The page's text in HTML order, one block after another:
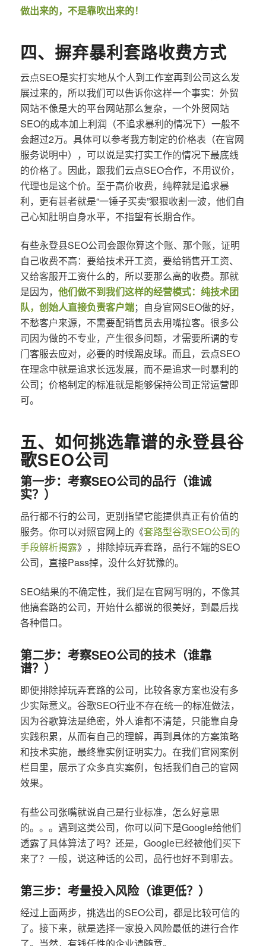
做出来的，不是靠吹出来的！
四、摒弃暴利套路收费方式
云点SEO是实打实地从个人到工作室再到公司这么发
展过来的，所以我们可以告诉你这样一个事实：外贸
网站不像是大的平台网站那么复杂，一个外贸网站
SEO的成本加上利润（不追求暴利的情况下）一般不
会超过2万。具体可以参考我方制定的价格表（在官网
服务说明中），可以说是实打实工作的情况下最底线
的价格了。因此，跟我们云点SEO合作，不用议价，
代理也是这个价。至于高价收费，纯粹就是追求暴
利，更有甚者就是“一锤子买卖”狠狠收割一波，他们自
己心知肚明自身水平，不指望有长期合作。
有些永登县SEO公司会跟你算这个账、那个账，证明
自己收费不高：要给技术开工资，要给销售开工资、
又给客服开工资什么的，所以要那么高的收费。那就
是因为， 他们做不到我们这样的经营模式：纯技术团
队，创始人直接负责客户端；自身官网SEO做的好，
不愁客户来源，不需要配销售员去用嘴拉客。很多公
司因为做的不专业，产生很多问题，才需要所谓的专
门客服去应对，必要的时候踢皮球。而且，云点SEO
在理念中就是追求长远发展，而不是追求一时暴利的
公司；价格制定的标准就是能够保持公司正常运营即
可。
五、如何挑选靠谱的永登县谷
歌SEO公司
第一步：考察SEO公司的品行（谁诚
实？）
品行都不行的公司，更别指望它能提供真正有价值的
服务。你可以对照官网上的《套路型谷歌SEO公司的
手段解析揭露》，排除掉玩弄套路，品行不端的SEO
公司，直接Pass掉，没什么好犹豫的。
SEO结果的不确定性，我们是在官网写明的，不像其
他搞套路的公司，开始什么都说的很美好，到最后找
各种借口。
第二步：考察SEO公司的技术（谁靠
谱？）
即便排除掉玩弄套路的公司，比较各家方案也没有多
少实际意义。谷歌SEO行业不存在统一的标准做法，
因为谷歌算法是绝密，外人谁都不清楚，只能靠自身
实践积累，从而有自己的理解，再到具体的方案策略
和技术实施，最终靠实例证明实力。在我们官网案例
栏目里，展示了众多真实案例，包括我们自己的官网
效果。
有些公司张嘴就说自己是行业标准，怎么好意思
的。。。遇到这类公司，你可以问下是Google给他们
透露了具体算法了吗？还是，Google已经被他们买下
来了？一般，说这种话的公司，品行也好不到哪去。
第三步：考量投入风险（谁更低？）
经过上面两步，挑选出的SEO公司，都是比较可信的
了。接下来，就是选择一家投入风险最低的进行合作